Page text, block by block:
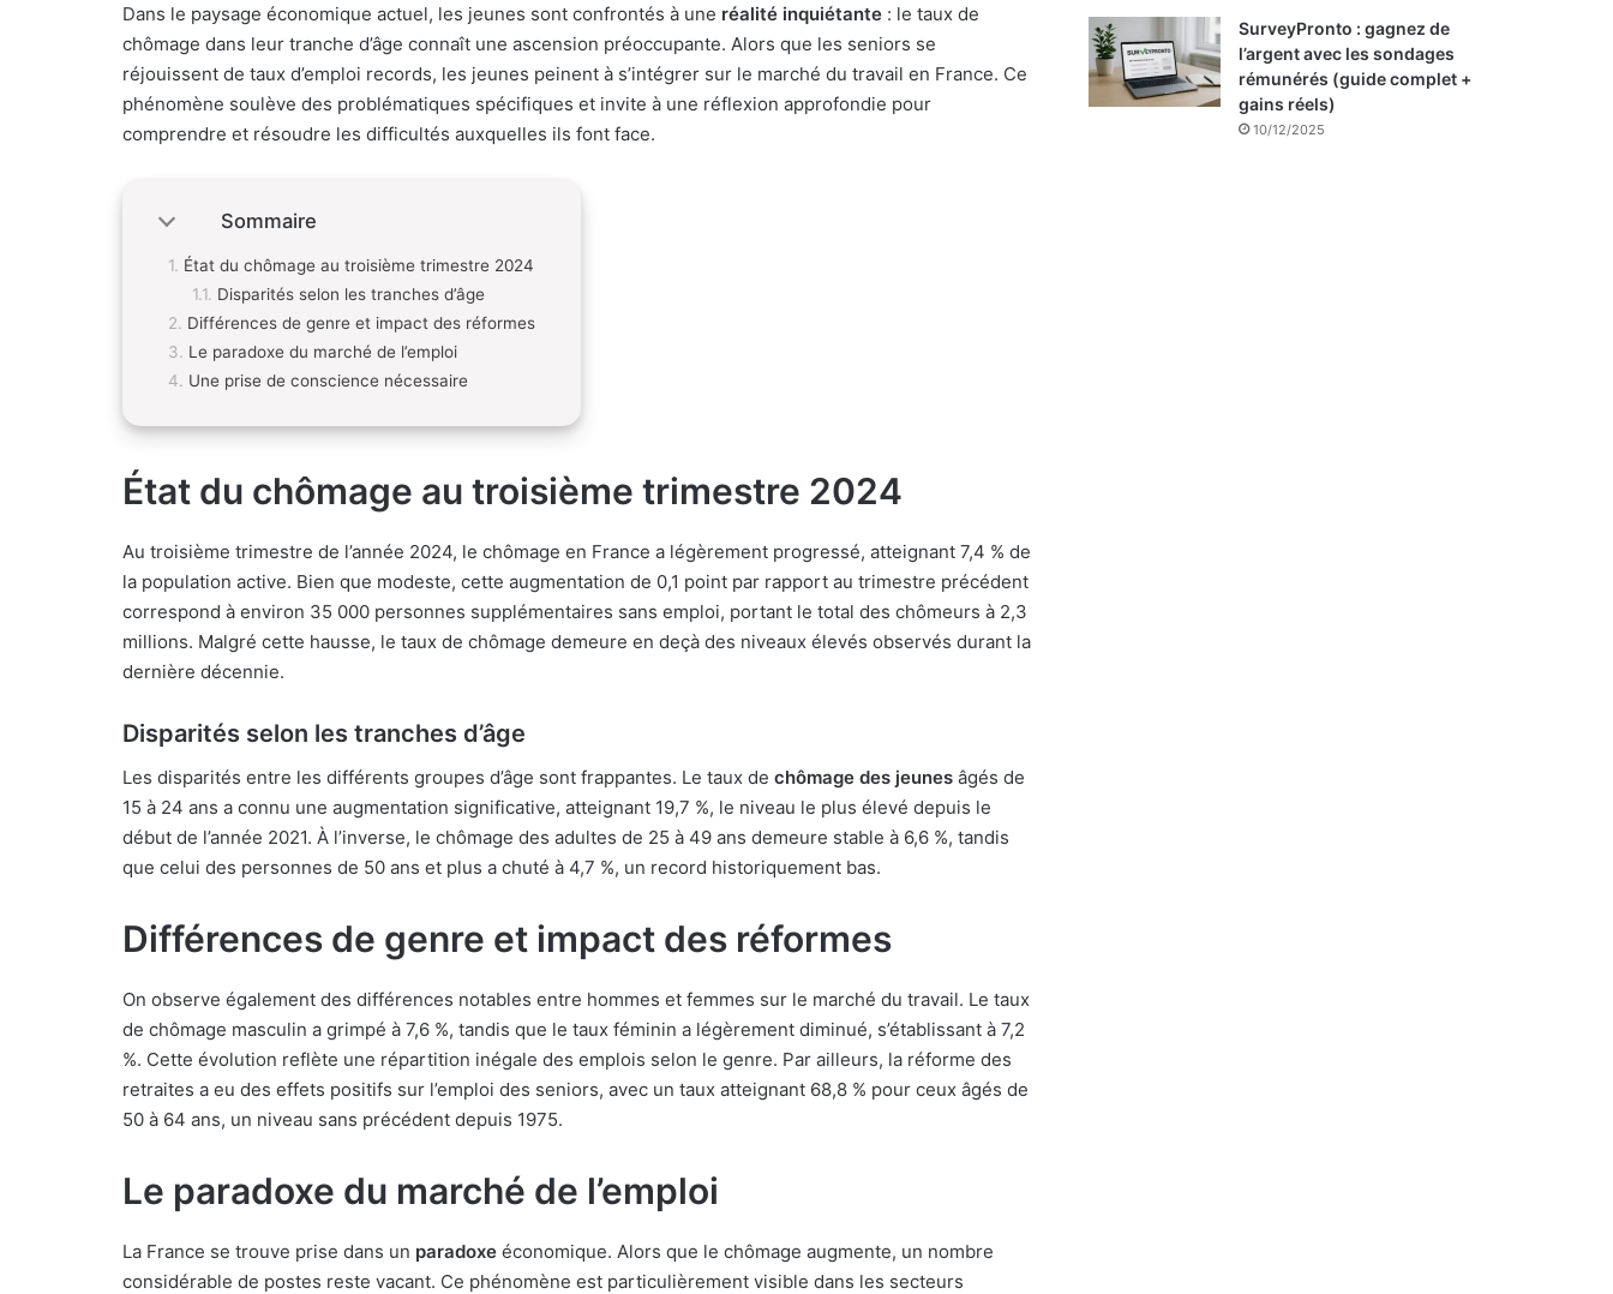
Dans le paysage économique actuel, les jeunes sont confrontés à une réalité inquiétante : le taux de
chômage dans leur tranche d’âge connaît une ascension préoccupante. Alors que les seniors se
réjouissent de taux d’emploi records, les jeunes peinent à s’intégrer sur le marché du travail en France. Ce
phénomène soulève des problématiques spécifiques et invite à une réflexion approfondie pour
comprendre et résoudre les difficultés auxquelles ils font face.
Sommaire
État du chômage au troisième trimestre 2024
Disparités selon les tranches d’âge
Différences de genre et impact des réformes
Le paradoxe du marché de l’emploi
Une prise de conscience nécessaire
État du chômage au troisième trimestre 2024
Au troisième trimestre de l’année 2024, le chômage en France a légèrement progressé, atteignant 7,4 % de
la population active. Bien que modeste, cette augmentation de 0,1 point par rapport au trimestre précédent
correspond à environ 35 000 personnes supplémentaires sans emploi, portant le total des chômeurs à 2,3
millions. Malgré cette hausse, le taux de chômage demeure en deçà des niveaux élevés observés durant la
dernière décennie.
Disparités selon les tranches d’âge
Les disparités entre les différents groupes d’âge sont frappantes. Le taux de chômage des jeunes âgés de
15 à 24 ans a connu une augmentation significative, atteignant 19,7 %, le niveau le plus élevé depuis le
début de l’année 2021. À l’inverse, le chômage des adultes de 25 à 49 ans demeure stable à 6,6 %, tandis
que celui des personnes de 50 ans et plus a chuté à 4,7 %, un record historiquement bas.
Différences de genre et impact des réformes
On observe également des différences notables entre hommes et femmes sur le marché du travail. Le taux
de chômage masculin a grimpé à 7,6 %, tandis que le taux féminin a légèrement diminué, s’établissant à 7,2
%. Cette évolution reflète une répartition inégale des emplois selon le genre. Par ailleurs, la réforme des
retraites a eu des effets positifs sur l’emploi des seniors, avec un taux atteignant 68,8 % pour ceux âgés de
50 à 64 ans, un niveau sans précédent depuis 1975.
Le paradoxe du marché de l’emploi
La France se trouve prise dans un paradoxe économique. Alors que le chômage augmente, un nombre
considérable de postes reste vacant. Ce phénomène est particulièrement visible dans les secteurs
SurveyPronto : gagnez de
l’argent avec les sondages
rémunérés (guide complet +
gains réels)
10/12/2025